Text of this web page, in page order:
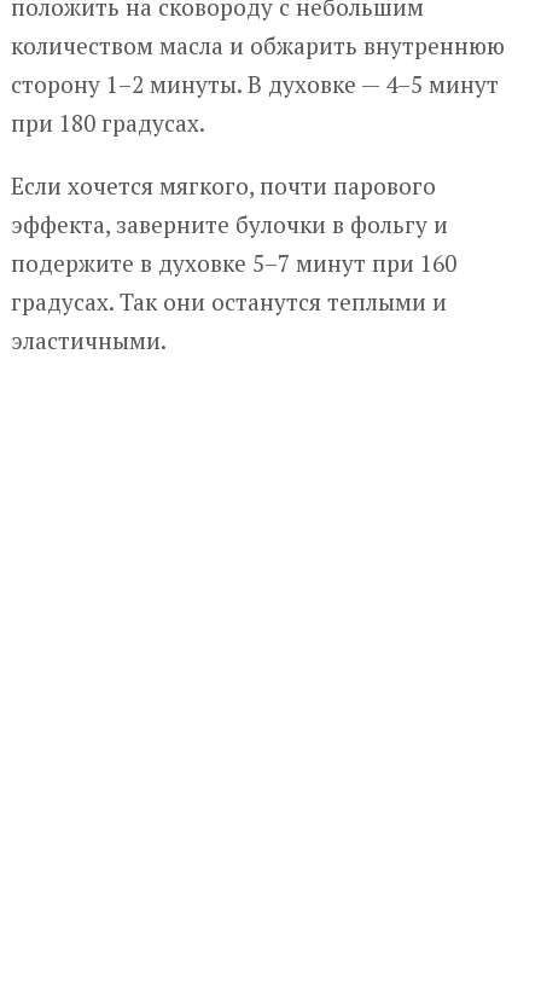
положить на сковороду с небольшим
количеством масла и обжарить внутреннюю
сторону 1–2 минуты. В духовке — 4–5 минут
при 180 градусах.
Если хочется мягкого, почти парового
эффекта, заверните булочки в фольгу и
подержите в духовке 5–7 минут при 160
градусах. Так они останутся теплыми и
эластичными.